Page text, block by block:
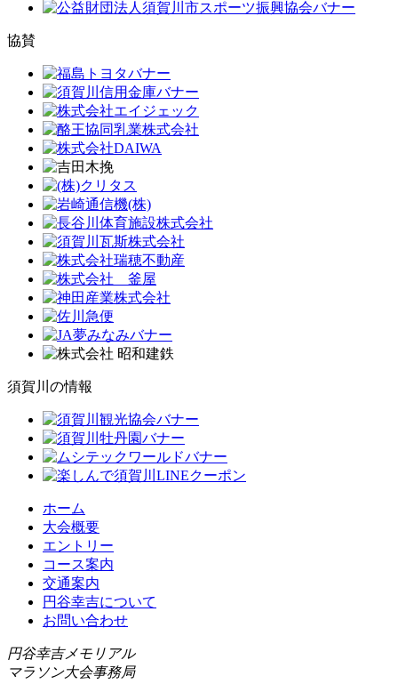
協賛
須賀川の情報
ホーム
大会概要
エントリー
コース案内
交通案内
円谷幸吉について
お問い合わせ
円谷幸吉メモリアル
マラソン大会事務局